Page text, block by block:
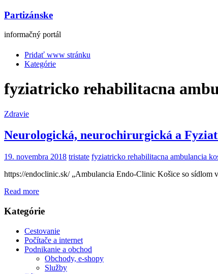
Partizánske
informačný portál
Pridať www stránku
Kategórie
fyziatricko rehabilitacna
Zdravie
Neurologická, neurochirurgická a
19. novembra 2018 tristate fyziatricko rehabilitacna ambulancia
https://endoclinic.sk/ „Ambulancia Endo-Clinic Košice so sídlom
Read more
Kategórie
Cestovanie
Počítače a internet
Podnikanie a obchod
Obchody, e-shopy
Služby